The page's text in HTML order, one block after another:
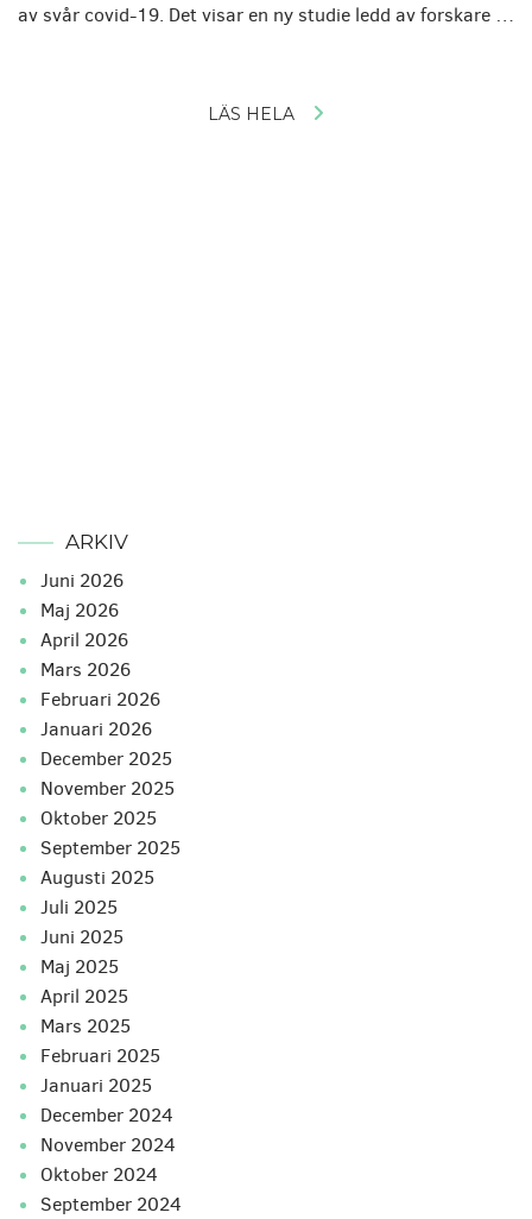
av svår covid-19. Det visar en ny studie ledd av forskare …
LÄS HELA
ARKIV
juni 2026
maj 2026
april 2026
mars 2026
februari 2026
januari 2026
december 2025
november 2025
oktober 2025
september 2025
augusti 2025
juli 2025
juni 2025
maj 2025
april 2025
mars 2025
februari 2025
januari 2025
december 2024
november 2024
oktober 2024
september 2024